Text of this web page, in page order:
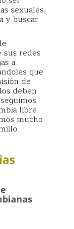
sexuales,
y buscar
sus redes
a
que
de
deben
libre
mucho